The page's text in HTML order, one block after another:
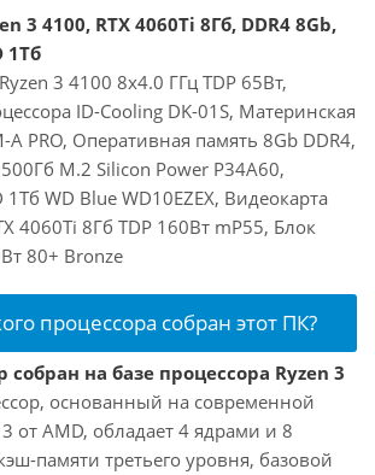
3 4100, RTX 4060Ti 8Гб, DDR4 8Gb,
1Тб
3 4100 8x4.0 ГГц TDP 65Вт,
ID-Cooling DK-01S, Материнская
A PRO, Оперативная память 8Gb DDR4,
M.2 Silicon Power P34A60,
WD Blue WD10EZEX, Видеокарта
4060Ti 8Гб TDP 160Вт mP55, Блок
80+ Bronze
процессора собран этот ПК?
на базе процессора Ryzen 3
основанный на современной
от AMD, обладает 4 ядрами и 8
памяти третьего уровня, базовой